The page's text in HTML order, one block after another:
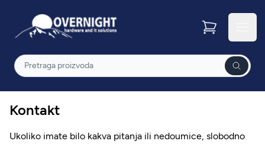
Overnight
Pretraga
Kontakt
Ukoliko imate bilo kakva pitanja ili nedoumice, slobodno